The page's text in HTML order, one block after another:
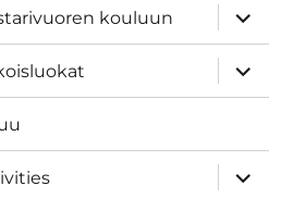
kouluun
näytä
näytä
näytä